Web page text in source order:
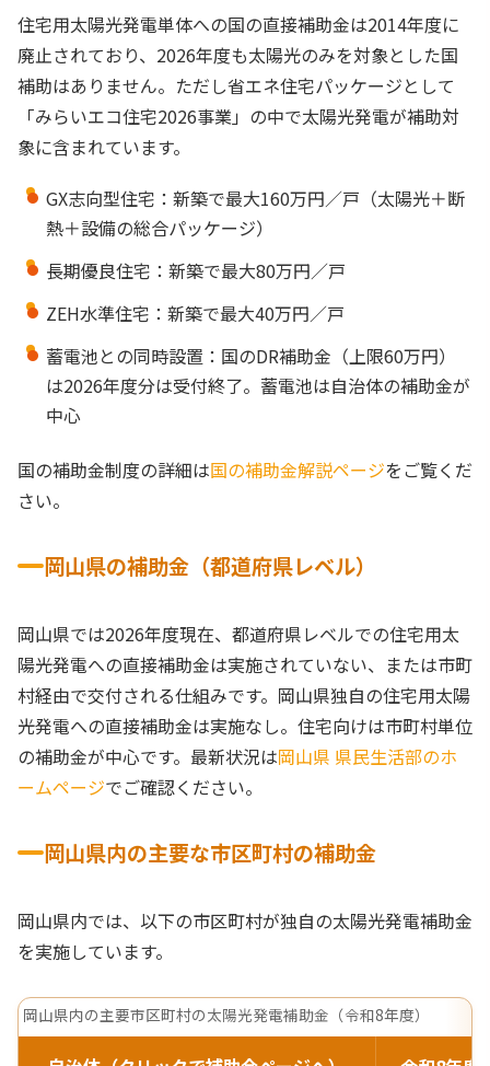
住宅用太陽光発電単体への国の直接補助金は2014年度に
廃止されており、2026年度も太陽光のみを対象とした国
補助はありません。ただし省エネ住宅パッケージとして
「みらいエコ住宅2026事業」の中で太陽光発電が補助対
象に含まれています。
GX志向型住宅：新築で最大160万円／戸（太陽光＋断
熱＋設備の総合パッケージ）
長期優良住宅：新築で最大80万円／戸
ZEH水準住宅：新築で最大40万円／戸
蓄電池との同時設置：国のDR補助金（上限60万円）
は2026年度分は受付終了。蓄電池は自治体の補助金が
中心
国の補助金制度の詳細は国の補助金解説ページをご覧くだ
さい。
岡山県の補助金（都道府県レベル）
岡山県では2026年度現在、都道府県レベルでの住宅用太
陽光発電への直接補助金は実施されていない、または市町
村経由で交付される仕組みです。岡山県独自の住宅用太陽
光発電への直接補助金は実施なし。住宅向けは市町村単位
の補助金が中心です。最新状況は岡山県 県民生活部のホ
ームページでご確認ください。
岡山県内の主要な市区町村の補助金
岡山県内では、以下の市区町村が独自の太陽光発電補助金
を実施しています。
岡山県内の主要市区町村の太陽光発電補助金（令和8年度）